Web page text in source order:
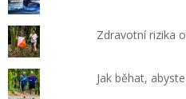
Zdravotní rizika
Jak běhat,